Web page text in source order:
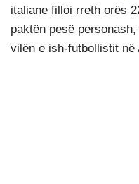
italiane filloi rreth orës
paktën pesë
vilën e ish-futbollistit në